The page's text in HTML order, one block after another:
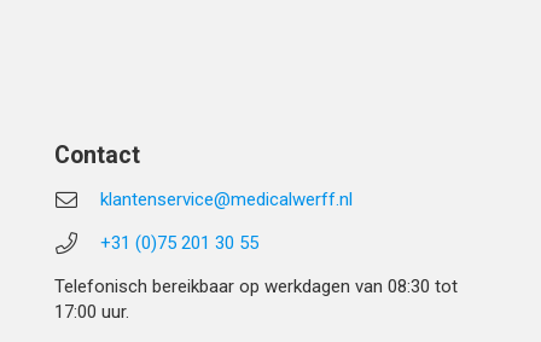
Contact
klantenservice@medicalwerff.nl
+31 (0)75 201 30 55
Telefonisch bereikbaar op werkdagen van 08:30 tot
17:00 uur.